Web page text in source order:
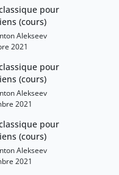
pour
(cours)
Alekseev
2021
pour
(cours)
Alekseev
2021
pour
(cours)
Alekseev
2021